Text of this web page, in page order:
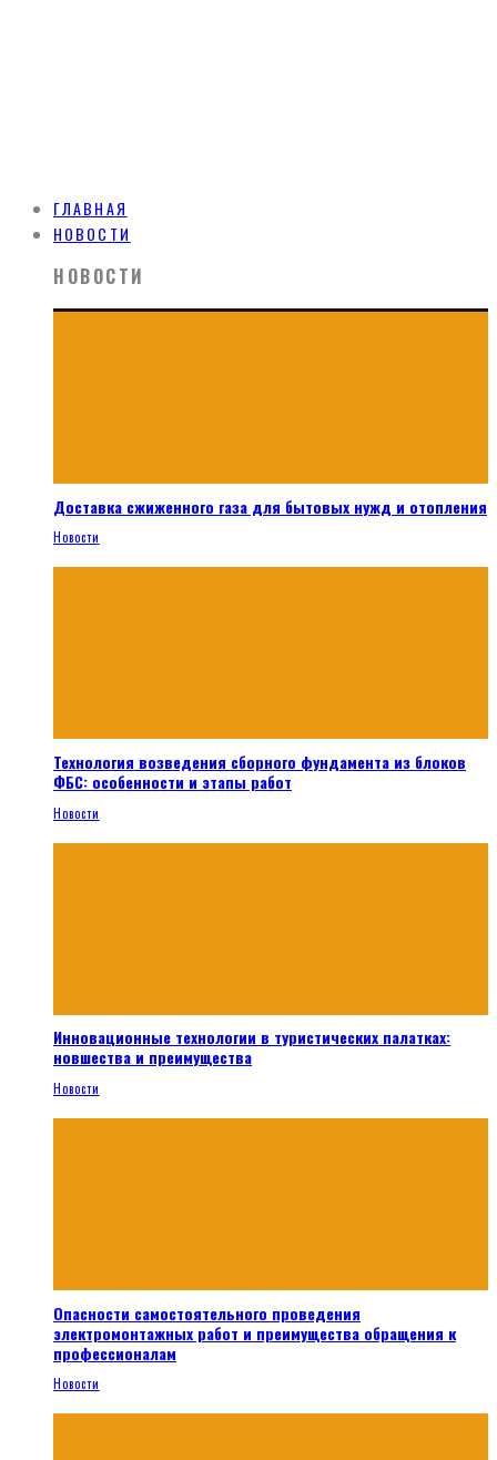
ГЛАВНАЯ
НОВОСТИ
НОВОСТИ
Доставка сжиженного газа для бытовых нужд и отопления
Новости
Технология возведения сборного фундамента из блоков
ФБС: особенности и этапы работ
Новости
Инновационные технологии в туристических палатках:
новшества и преимущества
Новости
Опасности самостоятельного проведения
электромонтажных работ и преимущества обращения к
профессионалам
Новости